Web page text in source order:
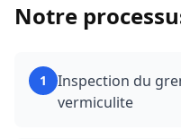
Notre
1
Inspection du
vermiculite